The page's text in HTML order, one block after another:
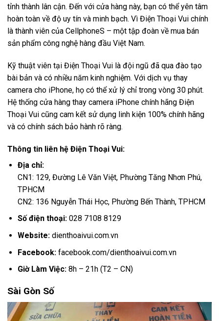
tỉnh thành lân cận. Đến với cửa hàng này, bạn có thể yên tâm
hoàn toàn về độ uy tín và minh bạch. Vì Điện Thoại Vui chính
là thành viên của CellphoneS – một tập đoàn về mua bán
sản phẩm công nghệ hàng đầu Việt Nam.
Kỹ thuật viên tại Điện Thoại Vui là đội ngũ đã qua đào tạo
bài bản và có nhiều năm kinh nghiệm. Với dịch vụ thay
camera cho iPhone, họ có thể xử lý chỉ trong vòng 30 phút.
Hệ thống cửa hàng thay camera iPhone chính hãng Điện
Thoại Vui cũng cam kết sử dụng linh kiện 100% chính hãng
và có chính sách bảo hành rõ ràng.
Thông tin liên hệ Điện Thoại Vui:
Địa chỉ:
CN1: 129, Đường Lê Văn Việt, Phường Tăng Nhơn Phú,
TPHCM
CN2: 136 Nguyễn Thái Học, Phường Bến Thành, TPHCM
Số điện thoại:028 7108 8129
Website:dienthoaivui.com.vn
Facebook: facebook.com/dienthoaivui.com.vn
Giờ Làm Việc:8h – 21h (T2 – CN)
Sài Gòn Số